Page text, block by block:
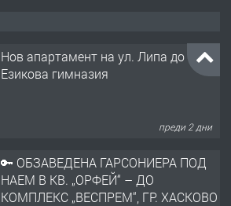
Нов апартамент на ул. Липа до
Езикова гимназия
преди 2 дни
🔑 ОБЗАВЕДЕНА ГАРСОНИЕРА ПОД
НАЕМ В КВ. „ОРФЕЙ“ – ДО
КОМПЛЕКС „ВЕСПРЕМ“, ГР. ХАСКОВО